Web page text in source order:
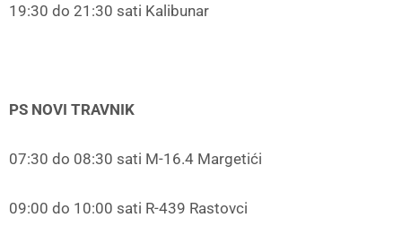
19:30 do 21:30 sati Kalibunar
PS NOVI TRAVNIK
07:30 do 08:30 sati M-16.4 Margetići
09:00 do 10:00 sati R-439 Rastovci